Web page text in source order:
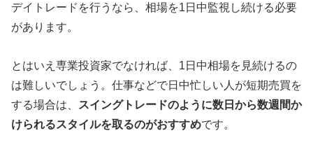
デイトレードを行うなら、相場を1日中監視し続ける必要
があります。
とはいえ専業投資家でなければ、1日中相場を見続けるの
は難しいでしょう。仕事などで日中忙しい人が短期売買を
する場合は、
スイングトレードのように数日から数週間か
けられるスタイルを取るのがおすすめです。